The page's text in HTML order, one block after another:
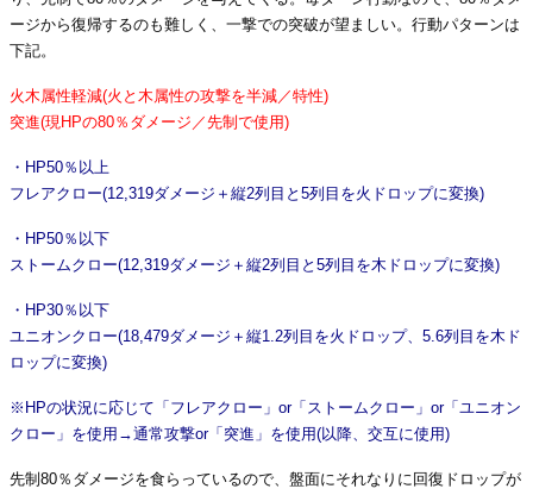
ージから復帰するのも難しく、一撃での突破が望ましい。行動パターンは
下記。
火木属性軽減(火と木属性の攻撃を半減／特性)
突進(現HPの80％ダメージ／先制で使用)
・HP50％以上
フレアクロー(12,319ダメージ＋縦2列目と5列目を火ドロップに変換)
・HP50％以下
ストームクロー(12,319ダメージ＋縦2列目と5列目を木ドロップに変換)
・HP30％以下
ユニオンクロー(18,479ダメージ＋縦1.2列目を火ドロップ、5.6列目を木ド
ロップに変換)
※HPの状況に応じて「フレアクロー」or「ストームクロー」or「ユニオン
クロー」を使用→通常攻撃or「突進」を使用(以降、交互に使用)
先制80％ダメージを食らっているので、盤面にそれなりに回復ドロップが